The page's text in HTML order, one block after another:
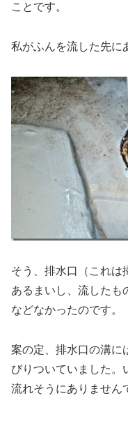
ことです。
私がふんを流した先
そう、排水口（これは
あるまいし、流したも
などなかったのです。
案の定、排水口の溝に
びりついていました。
流れそうにありません